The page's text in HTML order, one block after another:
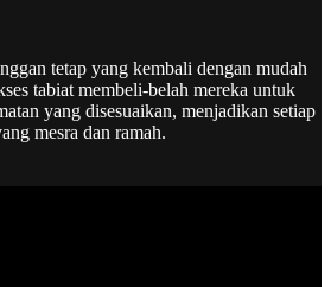
tetap yang kembali dengan mudah
tabiat membeli-belah mereka untuk
yang disesuaikan, menjadikan setiap
mesra dan ramah.